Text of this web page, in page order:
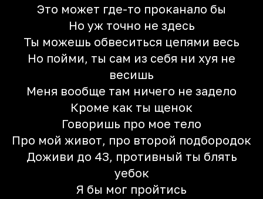
Это может где-то проканало бы
Но уж точно не здесь
Ты можешь обвеситься цепями весь
Но пойми, ты сам из себя ни хуя не
весишь
Меня вообще там ничего не задело
Кроме как ты щенок
Говоришь про мое тело
Про мой живот, про второй подбородок
Доживи до 43, противный ты блять
уебок
Я бы мог пройтись